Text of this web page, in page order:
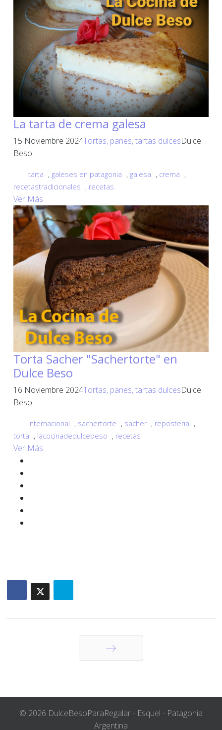
La tarta de crema galesa
15 Noviembre 2024Tortas, panes, tartas dulcesDulce
Beso
tarta , galeses en patagonia , galesa , crema ,
recetastradicionales , recetas
Ver Más
Torta Sacher "Sachertorte" en
Dulce Beso
16 Noviembre 2024Tortas, panes, tartas dulcesDulce
Beso
internacional , sachertorte , sacher , reposteria ,
torta , lacocinadedulcebeso , recetas
Ver Más
© 2026 DulceBesoParaRegalar - Esquel - Patagonia
Argentina